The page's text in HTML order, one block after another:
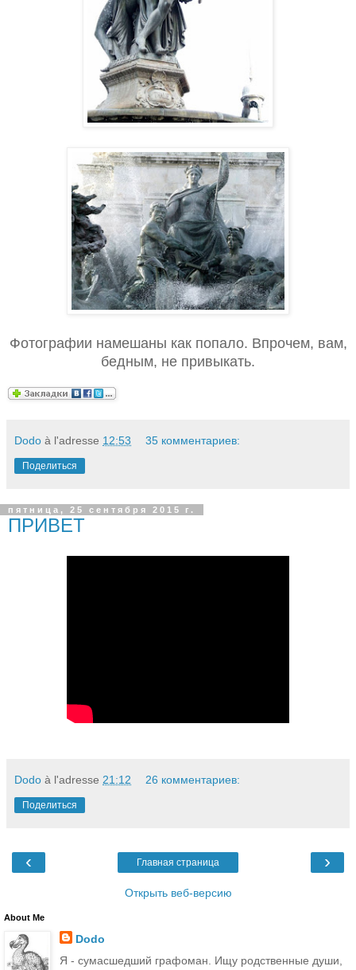
Фотографии намешаны как попало. Впрочем, вам,
бедным, не привыкать.
Dodo à l'adresse 12:53 35 комментариев:
Поделиться
пятница, 25 сентября 2015 г.
ПРИВЕТ
Dodo à l'adresse 21:12 26 комментариев:
Поделиться
‹ ›
Главная страница
Открыть веб-версию
About Me
Dodo
Я - сумасшедший графоман. Ищу родственные души,